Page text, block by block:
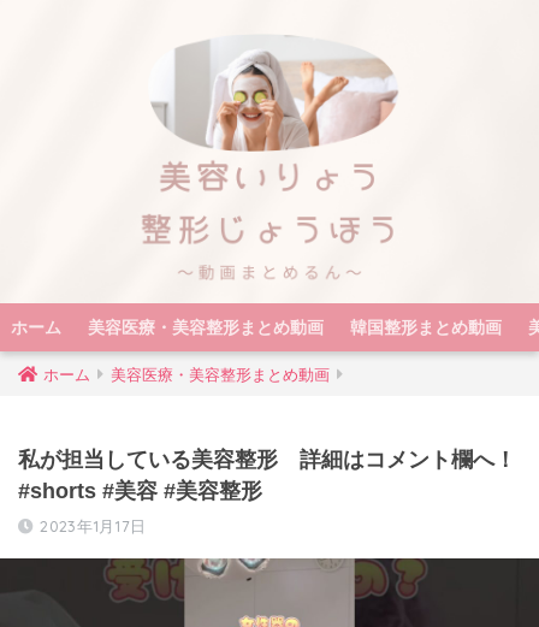
ホーム 美容医療・美容整形まとめ動画 韓国整形まとめ動画
ホーム 美容医療・美容整形まとめ動画
私が担当している美容整形 詳細はコメント欄へ！
#shorts #美容 #美容整形
2023年1月17日